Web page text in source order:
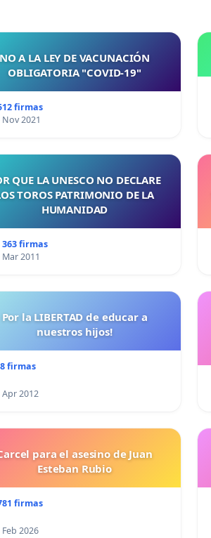
NO A LA LEY DE VACUNACIÓN
OBLIGATORIA "COVID-19"
firmas
Nov 2021
QUE LA UNESCO NO DECLARE
TOROS PATRIMONIO DE LA
HUMANIDAD
363 firmas
Mar 2011
Por la LIBERTAD de educar a
nuestros hijos!
firmas
Apr 2012
para el asesino de Juan
Esteban Rubio
firmas
Feb 2026